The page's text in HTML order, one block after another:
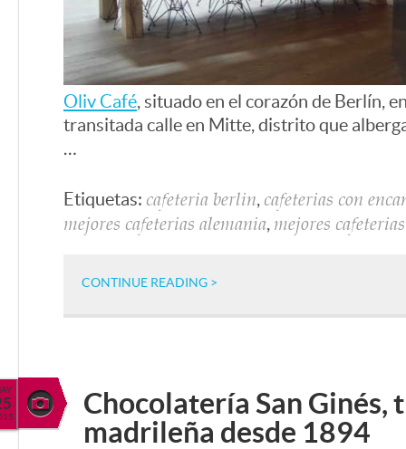
Oliv Café, situado en el corazón de Berlín,
transitada calle en Mitte, distrito que
…
Etiquetas: cafeteria berlin, cafeterias con
mejores cafeterias alemania, mejores
CONTINUE READING >
Chocolatería San Ginés,
madrileña desde 1894